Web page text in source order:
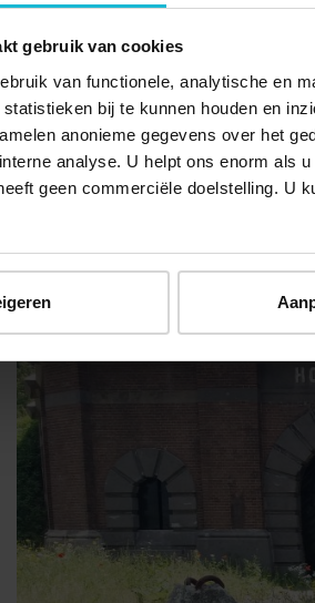
gebruik van cookies
van functionele, analytische en
bij te kunnen houden en
anonieme gegevens over het
analyse. U helpt ons enorm als
geen commerciële doelstelling. U
duurzaamheidsmaatregelen worden
Bezoekmogelijkheden
Tijdens de werkzaamheden blijft het
publiek. Wel zullen er soms delen
komende jaar organiseert de